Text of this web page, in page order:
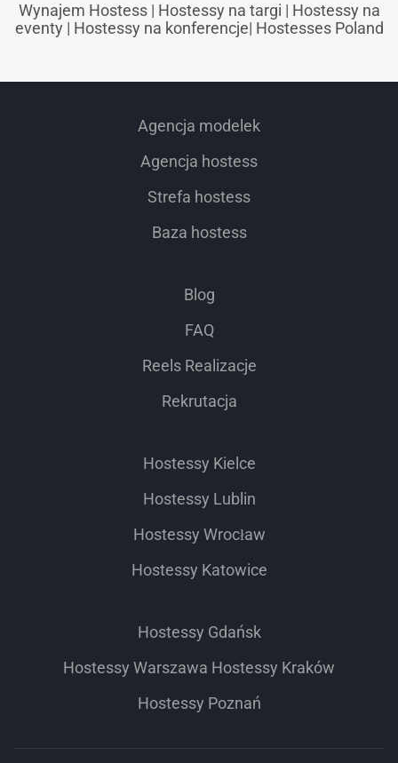
Wynajem Hostess| Hostessy na targi | Hostessy na
eventy | Hostessy na konferencje| Hostesses Poland
Agencja modelek
Agencja hostess
Strefa hostess
Baza hostess
Blog
FAQ
Reels Realizacje
Rekrutacja
Hostessy Kielce
Hostessy Lublin
Hostessy Wrocław
Hostessy Katowice
Hostessy Gdańsk
Hostessy Warszawa Hostessy Kraków
Hostessy Poznań